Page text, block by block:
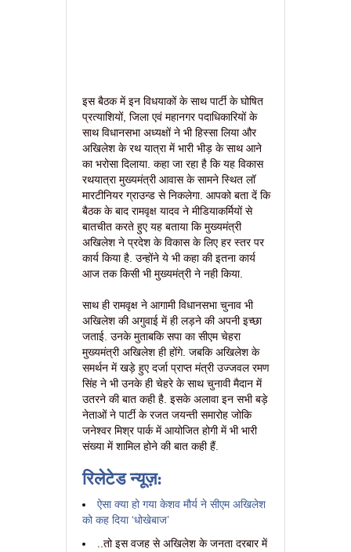
इस बैठक में इन विधयाकों के साथ पार्टी के घोषित
प्रत्याशियों, जिला एवं महानगर पदाधिकारियों के
साथ विधानसभा अध्यक्षों ने भी हिस्सा लिया और
अखिलेश के रथ यात्रा में भारी भीड़ के साथ आने
का भरोसा दिलाया. कहा जा रहा है कि यह विकास
रथयात्रा मुख्यमंत्री आवास के सामने स्थित लॉ
मारटीनियर ग्राउन्ड से निकलेगा. आपको बता दें कि
बैठक के बाद रामवृक्ष यादव ने मीडियाकर्मियों से
बातचीत करते हुए यह बताया कि मुख्यमंत्री
अखिलेश ने प्रदेश के विकास के लिए हर स्तर पर
कार्य किया है. उन्होंने ये भी कहा की इतना कार्य
आज तक किसी भी मुख्यमंत्री ने नही किया.
साथ ही रामवृक्ष ने आगामी विधानसभा चुनाव भी
अखिलेश की अगुवाई में ही लड़ने की अपनी इच्छा
जताई. उनके मुताबकि सपा का सीएम चेहरा
मुख्यमंत्री अखिलेश ही होंगे. जबकि अखिलेश के
समर्थन में खड़े हुए दर्जा प्राप्त मंत्री उज्जवल रमण
सिंह ने भी उनके ही चेहरे के साथ चुनावी मैदान में
उतरने की बात कही है. इसके अलावा इन सभी बड़े
नेताओं ने पार्टी के रजत जयन्ती समारोह जोकि
जनेश्वर मिश्र पार्क में आयोजित होगी में भी भारी
संख्या में शामिल होने की बात कही हैं.
रिलेटेड न्यूज़:
ऐसा क्या हो गया केशव मौर्य ने सीएम अखिलेश
को कह दिया ‘धोखेबाज’
..तो इस वजह से अखिलेश के जनता दरबार में